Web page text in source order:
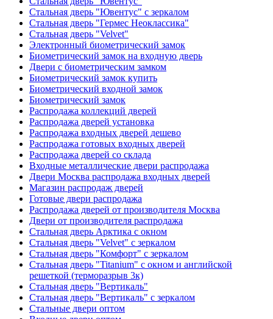
Стальная дверь "Ювентус" с зеркалом
Стальная дверь "Гермес Неоклассика"
Стальная дверь "Velvet"
Электронный биометрический замок
Биометрический замок на входную дверь
Двери с биометрическим замком
Биометрический замок купить
Биометрический входной замок
Биометрический замок
Распродажа коллекций дверей
Распродажа дверей установка
Распродажа входных дверей дешево
Распродажа готовых входных дверей
Распродажа дверей со склада
Входные металлические двери распродажа
Двери Москва распродажа входных дверей
Магазин распродаж дверей
Готовые двери распродажа
Распродажа дверей от производителя Москва
Двери от производителя распродажа
Стальная дверь Арктика с окном
Стальная дверь "Velvet" с зеркалом
Стальная дверь "Комфорт" с зеркалом
Стальная дверь "Titanium" с окном и английской
решеткой (терморазрыв 3к)
Стальная дверь "Вертикаль"
Стальная дверь "Вертикаль" с зеркалом
Стальные двери оптом